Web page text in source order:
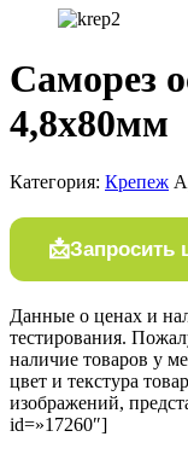
Саморез
4,8х80мм
Категория: Крепеж
Запросить
Данные о ценах и
тестирования.
наличие товаров у
цвет и текстура
изображений,
id=»17260″]